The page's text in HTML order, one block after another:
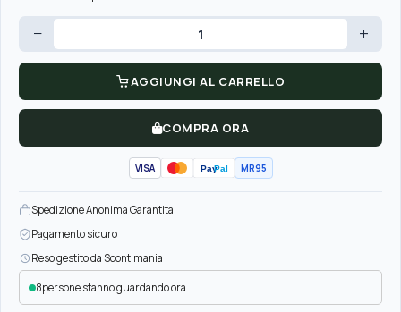
− +
AGGIUNGI AL CARRELLO
COMPRA ORA
VISA PayPal MR95
Spedizione Anonima Garantita
Pagamento sicuro
Reso gestito da Scontimania
8persone stanno guardando ora